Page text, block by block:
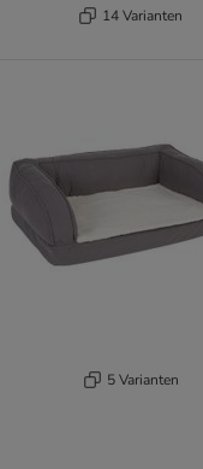
14 Varianten
5 Varianten